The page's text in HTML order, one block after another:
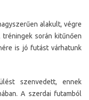
alakult, végre
során kitűnően
is jó futást várhatunk
szenvedett, ennek
A szerdai futamból